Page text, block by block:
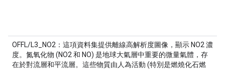
OFFL/L3_NO2：這項資料集提供離線高解析度圖像，顯示 NO2 濃
度。氮氧化物 (NO2 和 NO) 是地球大氣層中重要的微量氣體，存
在於對流層和平流層。這些物質由人為活動 (特別是燃燒化石燃